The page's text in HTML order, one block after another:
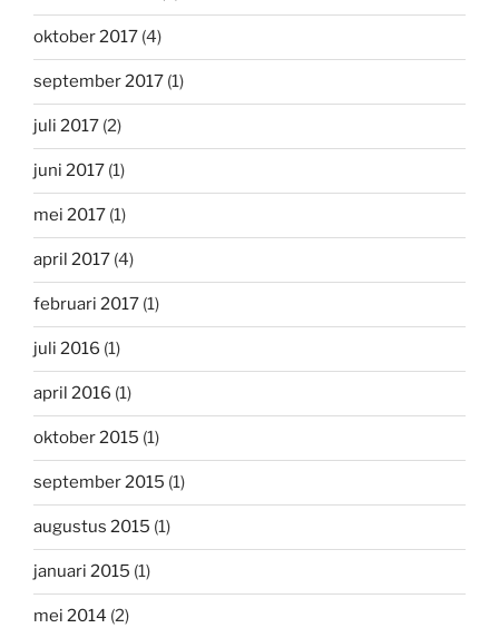
oktober 2017 (4)
september 2017 (1)
juli 2017 (2)
juni 2017 (1)
mei 2017 (1)
april 2017 (4)
februari 2017 (1)
juli 2016 (1)
april 2016 (1)
oktober 2015 (1)
september 2015 (1)
augustus 2015 (1)
januari 2015 (1)
mei 2014 (2)